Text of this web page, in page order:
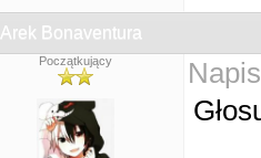
Arek Bonaventura
Początkujący